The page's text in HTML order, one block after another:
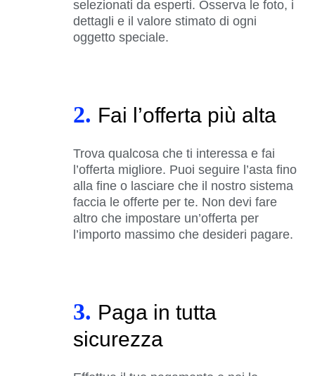
selezionati da esperti. Osserva le foto, i
dettagli e il valore stimato di ogni
oggetto speciale.
2. Fai l’offerta più alta
Trova qualcosa che ti interessa e fai
l’offerta migliore. Puoi seguire l’asta fino
alla fine o lasciare che il nostro sistema
faccia le offerte per te. Non devi fare
altro che impostare un’offerta per
l’importo massimo che desideri pagare.
3. Paga in tutta
sicurezza